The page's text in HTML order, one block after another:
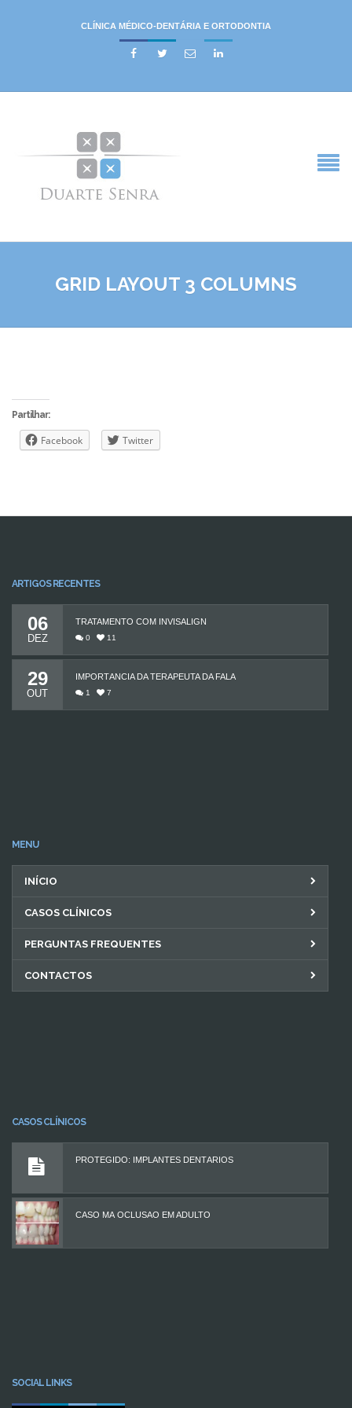
CLÍNICA MÉDICO-DENTÁRIA E ORTODONTIA
   
GRID LAYOUT 3 COLUMNS
Partilhar:
Facebook Twitter
ARTIGOS RECENTES
06
DEZ
TRATAMENTO COM INVISALIGN
0 11
29
OUT
IMPORTÂNCIA DA TERAPEUTA DA FALA
1 7
MENU
INÍCIO
CASOS CLÍNICOS
PERGUNTAS FREQUENTES
CONTACTOS
CASOS CLÍNICOS
PROTEGIDO: IMPLANTES DENTÁRIOS
CASO MÁ OCLUSÃO EM ADULTO
SOCIAL LINKS